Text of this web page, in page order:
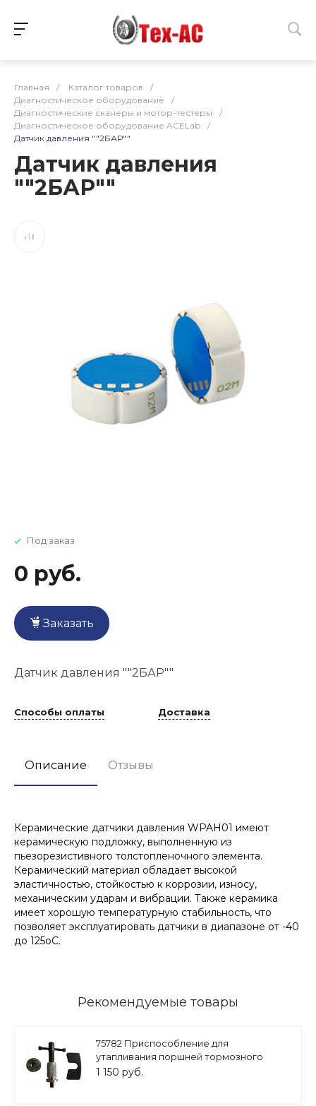
Главная / Каталог товаров
/
Диагностическое оборудование
/
Диагностические сканеры и мотор-тестеры
/
Диагностическое оборудование ACELab
/
Датчик давления ""2БАР""
Датчик давления
""2БАР""
Под заказ
0 руб.
Заказать
Датчик давления ""2БАР""
Способы оплаты Доставка
Описание Отзывы
Керамические датчики давления WPAH01 имеют
керамическую подложку, выполненную из
пьезорезистивного толстопленочного элемента.
Керамический материал обладает высокой
эластичностью, стойкостью к коррозии, износу,
механическим ударам и вибрации. Также керамика
имеет хорошую температурную стабильность, что
позволяет эксплуатировать датчики в диапазоне от -40
до 125оС.
Рекомендуемые товары
75782 Приспособление для
утапливания поршней тормозного
цилиндра
1 150 руб.